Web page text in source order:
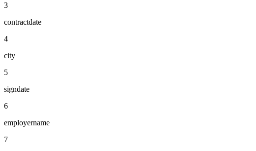
3
contractdate
4
city
5
signdate
6
employername
7